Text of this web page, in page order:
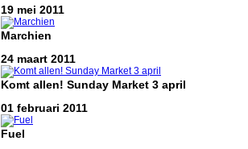
19 mei 2011
Marchien
24 maart 2011
Komt allen! Sunday Market 3 april
01 februari 2011
Fuel